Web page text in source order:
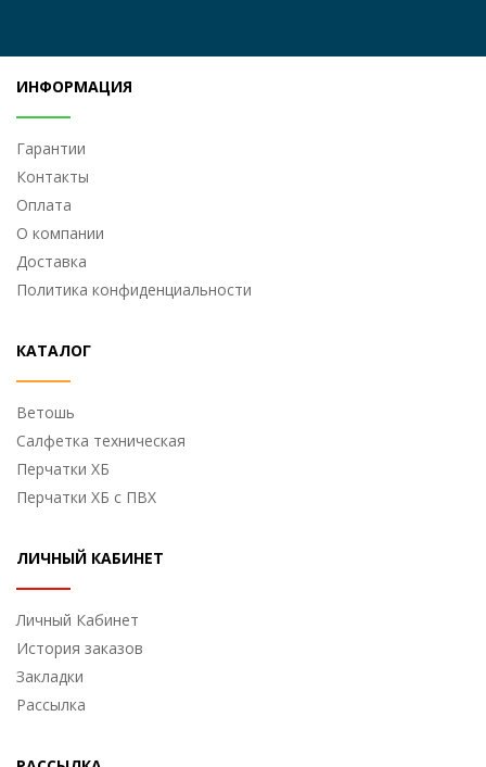
ИНФОРМАЦИЯ
Гарантии
Контакты
Оплата
О компании
Доставка
Политика конфиденциальности
КАТАЛОГ
Ветошь
Cалфетка техническая
Перчатки ХБ
Перчатки ХБ с ПВХ
ЛИЧНЫЙ КАБИНЕТ
Личный Кабинет
История заказов
Закладки
Рассылка